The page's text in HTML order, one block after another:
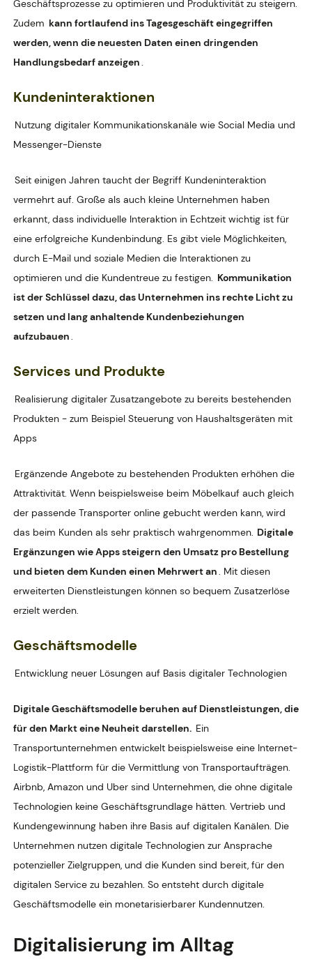
Geschäftsprozesse zu optimieren und Produktivität zu steigern.
Zudem kann fortlaufend ins Tagesgeschäft eingegriffen
werden, wenn die neuesten Daten einen dringenden
Handlungsbedarf anzeigen.
Kundeninteraktionen
Nutzung digitaler Kommunikationskanäle wie Social Media und
Messenger-Dienste
Seit einigen Jahren taucht der Begriff Kundeninteraktion
vermehrt auf. Große als auch kleine Unternehmen haben
erkannt, dass individuelle Interaktion in Echtzeit wichtig ist für
eine erfolgreiche Kundenbindung. Es gibt viele Möglichkeiten,
durch E-Mail und soziale Medien die Interaktionen zu
optimieren und die Kundentreue zu festigen. Kommunikation
ist der Schlüssel dazu, das Unternehmen ins rechte Licht zu
setzen und lang anhaltende Kundenbeziehungen
aufzubauen.
Services und Produkte
Realisierung digitaler Zusatzangebote zu bereits bestehenden
Produkten - zum Beispiel Steuerung von Haushaltsgeräten mit
Apps
Ergänzende Angebote zu bestehenden Produkten erhöhen die
Attraktivität. Wenn beispielsweise beim Möbelkauf auch gleich
der passende Transporter online gebucht werden kann, wird
das beim Kunden als sehr praktisch wahrgenommen. Digitale
Ergänzungen wie Apps steigern den Umsatz pro Bestellung
und bieten dem Kunden einen Mehrwert an. Mit diesen
erweiterten Dienstleistungen können so bequem Zusatzerlöse
erzielt werden.
Geschäftsmodelle
Entwicklung neuer Lösungen auf Basis digitaler Technologien
Digitale Geschäftsmodelle beruhen auf Dienstleistungen, die
für den Markt eine Neuheit darstellen. Ein
Transportunternehmen entwickelt beispielsweise eine Internet-
Logistik-Plattform für die Vermittlung von Transportaufträgen.
Airbnb, Amazon und Uber sind Unternehmen, die ohne digitale
Technologien keine Geschäftsgrundlage hätten. Vertrieb und
Kundengewinnung haben ihre Basis auf digitalen Kanälen. Die
Unternehmen nutzen digitale Technologien zur Ansprache
potenzieller Zielgruppen, und die Kunden sind bereit, für den
digitalen Service zu bezahlen. So entsteht durch digitale
Geschäftsmodelle ein monetarisierbarer Kundennutzen.
Digitalisierung im Alltag